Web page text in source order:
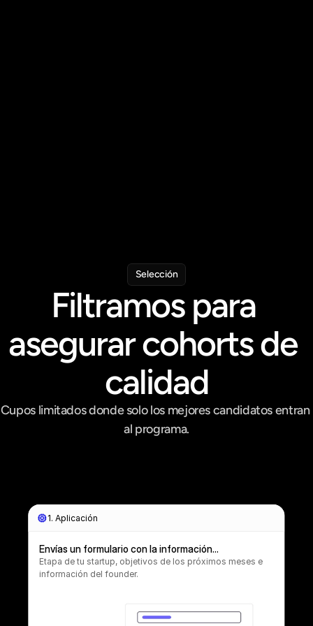
Managing Partner - Simma Capital
Selección
Filtramos para
asegurar cohorts de
calidad
Cupos limitados donde solo los mejores candidatos entran
al programa.
1. Aplicación
Envías un formulario con la información
clave.
Etapa de tu startup, objetivos de los próximos meses e
información del founder.